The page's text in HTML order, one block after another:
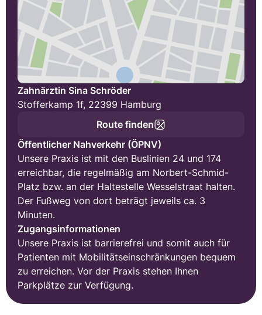
Zahnärztin Sina Schröder
Stofferkamp 1f, 22399 Hamburg
Route finden
Öffentlicher Nahverkehr (ÖPNV)
Unsere Praxis ist mit den Buslinien 24 und 174
erreichbar, die regelmäßig am Norbert-Schmid-
Platz bzw. an der Haltestelle Wesselstraat halten.
Der Fußweg von dort beträgt jeweils ca. 3
Minuten.
Zugangsinformationen
Unsere Praxis ist barrierefrei und somit auch für
Patienten mit Mobilitätseinschränkungen bequem
zu erreichen. Vor der Praxis stehen Ihnen
Parkplätze zur Verfügung.